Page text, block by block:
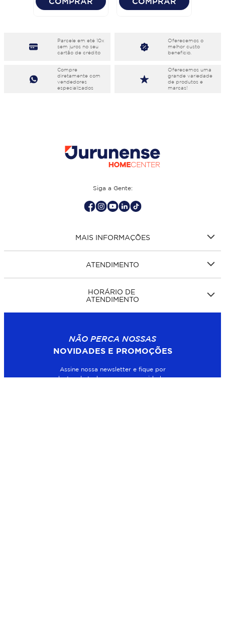
Parcele em eté 10x
sem juros no seu
cartão de crédito
Oferecemos o
melhor custo
benefício.
Compre
diretamente com
vendedores
especializados
Oferecemos uma
grande variedade
de produtos e
marcas!
Siga a Gente:
MAIS INFORMAÇÕES
ATENDIMENTO
HORÁRIO DE
ATENDIMENTO
NÃO PERCA NOSSAS
NOVIDADES E PROMOÇÕES
Assine nossa newsletter e fique por
dentro de todas as nossas novidades.